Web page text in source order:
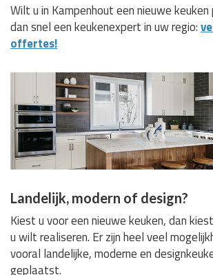
Wilt u in Kampenhout een nieuwe
dan snel een keukenexpert in uw regio:
offertes!
Landelijk, modern of design?
Kiest u voor een nieuwe keuken, dan
u wilt realiseren. Er zijn heel veel
vooral landelijke, moderne en
geplaatst.